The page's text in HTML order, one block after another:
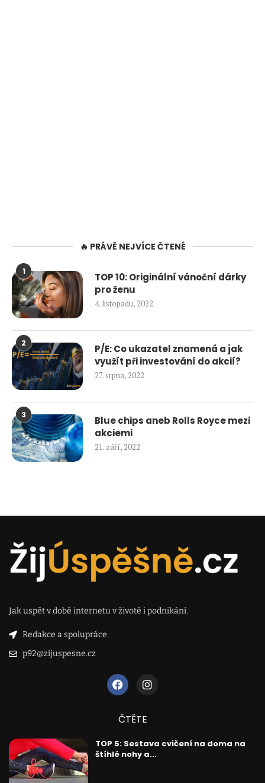
🔥 PRÁVĚ NEJVÍCE ČTENÉ
1
TOP 10: Originální vánoční dárky
pro ženu
4. listopadu, 2022
2
P/E: Co ukazatel znamená a jak
využít při investování do akcií?
27. srpna, 2022
3
Blue chips aneb Rolls Royce mezi
akciemi
21. září, 2022
Jak uspět v době internetu v životě i podnikání.
Redakce a spolupráce
p92@zijuspesne.cz
ČTĚTE
TOP 5: Sestava cvičení na doma na
štíhlé nohy a...